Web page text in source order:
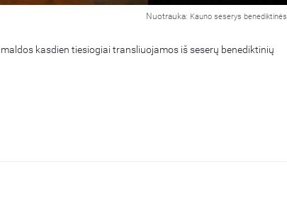
Nuotrauka: Kauno seserys benediktinės
kasdien tiesiogiai transliuojamos iš seserų benediktinių